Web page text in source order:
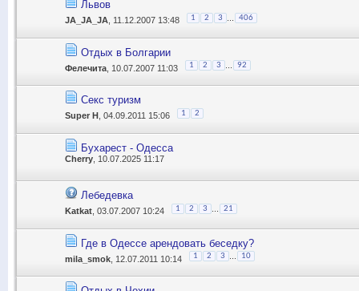
Львов
JA_JA_JA , 11.12.2007 13:48 1 2 3 406
Отдых в Болгарии
Фелечита , 10.07.2007 11:03 1 2 3 ... 92
Секс туризм
Super H , 04.09.2011 15:06 1 2
Бухарест - Одесса
Cherry , 10.07.2025 11:17
Лебедевка
Katkat , 03.07.2007 10:24 1 2 3 21
Где в Одессе арендовать беседку?
mila_smok , 12.07.2011 10:14 1 2 3 10